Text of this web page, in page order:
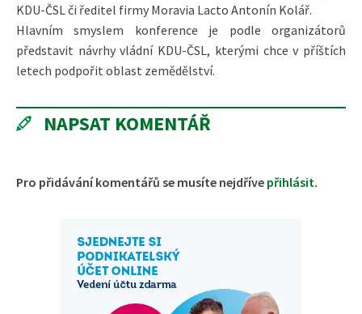
KDU-ČSL či ředitel firmy Moravia Lacto Antonín Kolář.
Hlavním smyslem konference je podle organizátorů
představit návrhy vládní KDU-ČSL, kterými chce v příštích
letech podpořit oblast zemědělství.
NAPSAT KOMENTÁŘ
Pro přidávání komentářů se musíte nejdříve přihlásit.